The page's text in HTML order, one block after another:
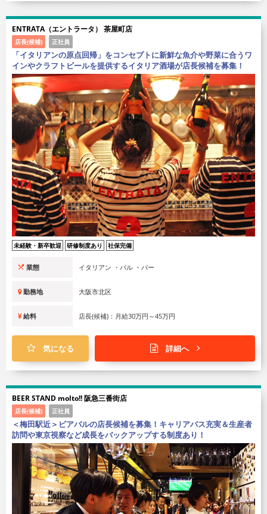
ENTRATA（エントラータ） 茶屋町店
店長(候補) 正社員
「イタリアンの原点回帰」をコンセプトに新鮮な魚介や野菜に合うワ
インやクラフトビールを提供するイタリア酒場が店長候補を募集！
未経験・新卒歓迎 研修制度あり 社保完備
業態 イタリアン ・バル ・バー
勤務地 大阪市北区
給料 店長(候補)：月給30万円～45万円
気になる 詳細へ
BEER STAND molto!! 阪急三番街店
店長(候補) 正社員
＜梅田駅近＞ビアバルの店長候補を募集！キャリアパス充実＆生産者
訪問や東京視察など成長をバックアップする制度あり！